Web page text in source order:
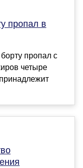
пропал в
пропал с
четыре